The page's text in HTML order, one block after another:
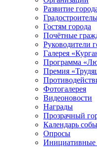
Развитие
Гостям города
Почётные
Руководители
Галерея
Программа
Премия
Фотогалерея
Видеоновости
Награды
Прозрачный
Календарь
Опросы
Инициативные